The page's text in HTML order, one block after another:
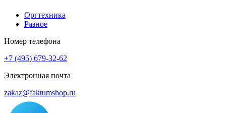
Оргтехника
Разное
Номер телефона
+7 (495) 679-32-62
Электронная почта
zakaz@faktumshop.ru